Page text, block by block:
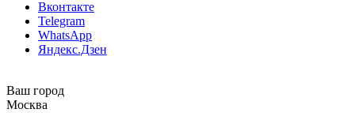
Вконтакте
Telegram
WhatsApp
Яндекс.Дзен
Ваш город
Москва